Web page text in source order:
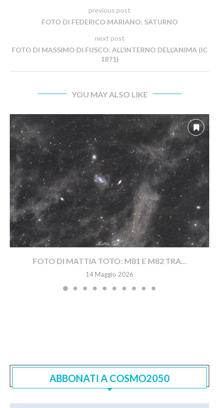
previous post
FOTO DI FEDERICO MARIANO: SATURNO
next post
FOTO DI MASSIMO DI FUSCO: ALL’INTERNO DELL’ANIMA (IC
1871)
YOU MAY ALSO LIKE
FOTO DI MATTIA TOTO: M81 E M82 TRA...
14 Maggio 2026
ABBONATI A COSMO2050